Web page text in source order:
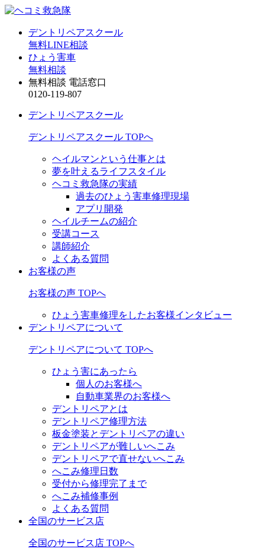
デントリペアスクール
無料LINE相談
ひょう害車
無料相談
無料相談 電話窓口
0120-119-807
デントリペアスクール
デントリペアスクール TOPへ
ヘイルマンという仕事とは
夢を叶えるライフスタイル
ヘコミ救急隊の実績
過去のひょう害車修理現場
アプリ開発
ヘイルチームの紹介
受講コース
講師紹介
よくある質問
お客様の声
お客様の声 TOPへ
ひょう害車修理をしたお客様インタビュー
デントリペアについて
デントリペアについて TOPへ
ひょう害にあったら
個人のお客様へ
自動車業界のお客様へ
デントリペアとは
デントリペア修理方法
板金塗装とデントリペアの違い
デントリペアが難しいへこみ
デントリペアで直せないへこみ
へこみ修理日数
受付から修理完了まで
へこみ補修事例
よくある質問
全国のサービス店
全国のサービス店 TOPへ